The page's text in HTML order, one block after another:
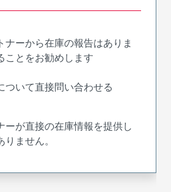
ナーから在庫の報告はありま
ことをお勧めします
ついて直接問い合わせる
ーが直接の在庫情報を提供し
ません。